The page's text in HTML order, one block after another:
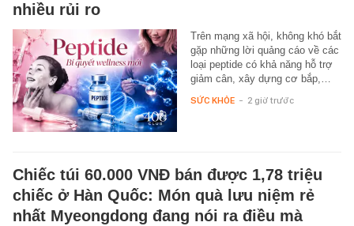
nhiều rủi ro
Trên mạng xã hội, không khó bắt
gặp những lời quảng cáo về các
loại peptide có khả năng hỗ trợ
giảm cân, xây dựng cơ bắp,…
SỨC KHỎE - 2 giờ trước
Chiếc túi 60.000 VNĐ bán được 1,78 triệu
chiếc ở Hàn Quốc: Món quà lưu niệm rẻ
nhất Myeongdong đang nói ra điều mà